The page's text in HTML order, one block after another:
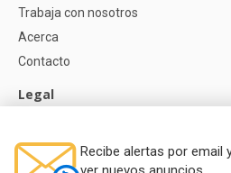
Recibe alertas por email
Trabaja con nosotros
Acerca
Contacto
Legal
Política de Privacidad
Política de Cookies